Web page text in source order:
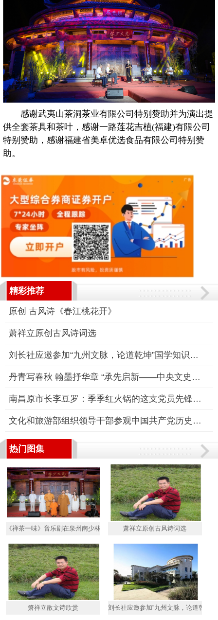
感谢武夷山茶洞茶业有限公司特别赞助并为演出提
供全套茶具和茶叶，感谢一路莲花吉植(福建)有限公司
特别赞助，感谢福建省美卓优选食品有限公司特别赞
助。
精彩推荐
原创 古风诗《春江桃花开》
萧祥立原创古风诗词选
刘长社应邀参加“九州文脉，论道乾坤”国学知识讲座
丹青写春秋 翰墨抒华章 “承先启新——中央文史研究馆建馆70周年
南昌原市长李豆罗：季季红火锅的这支党员先锋队，战斗力十足！
文化和旅游部组织领导干部参观中国共产党历史展览
热门图集
《禅茶一味》音乐剧在泉州南少林寺演武堂演出萧祥立原创古风诗词选
箫祥立散文诗欣赏 刘长社应邀参加“九州文脉，论道乾坤”